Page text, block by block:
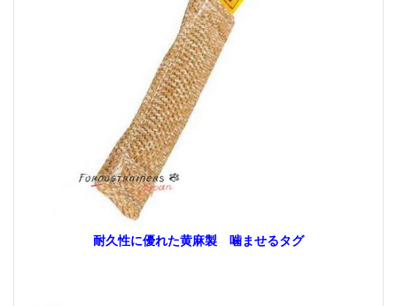
耐久性に優れた黄麻製 噛ませるタグ